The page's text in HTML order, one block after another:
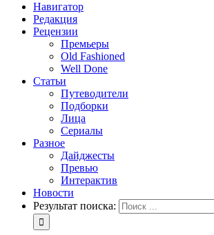
Навигатор
Редакция
Рецензии
Премьеры
Old Fashioned
Well Done
Статьи
Путеводители
Подборки
Лица
Сериалы
Разное
Дайджесты
Превью
Интерактив
Новости
Результат поиска: